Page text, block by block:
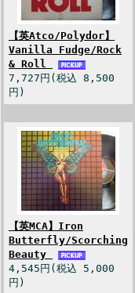
【英Atco/Polydor】
Vanilla Fudge/Rock
& Roll
7,727円(税込 8,500
円)
【英MCA】Iron
Butterfly/Scorching
Beauty
4,545円(税込 5,000
円)